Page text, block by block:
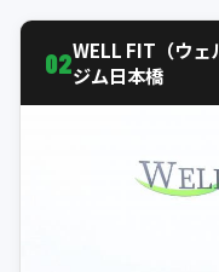
02WELL FIT（ウェ
ジム日本橋